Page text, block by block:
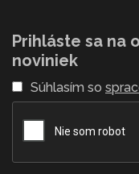
Prihláste sa na
noviniek
Súhlasím so